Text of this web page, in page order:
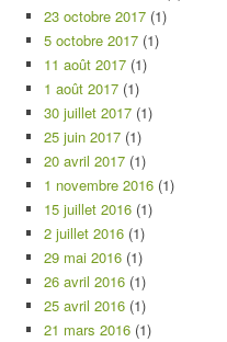
23 octobre 2017 (1)
5 octobre 2017 (1)
11 août 2017 (1)
1 août 2017 (1)
30 juillet 2017 (1)
25 juin 2017 (1)
20 avril 2017 (1)
1 novembre 2016 (1)
15 juillet 2016 (1)
2 juillet 2016 (1)
29 mai 2016 (1)
26 avril 2016 (1)
25 avril 2016 (1)
21 mars 2016 (1)